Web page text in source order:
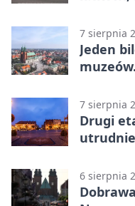
7 sierpnia
Jeden
7 sierpnia
Drugi
6 sierpnia